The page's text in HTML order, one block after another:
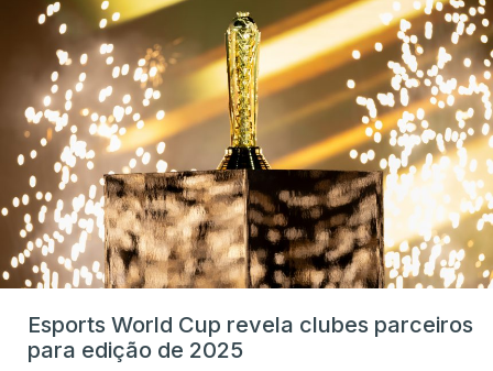
Esports World Cup revela clubes parceiros
para edição de 2025